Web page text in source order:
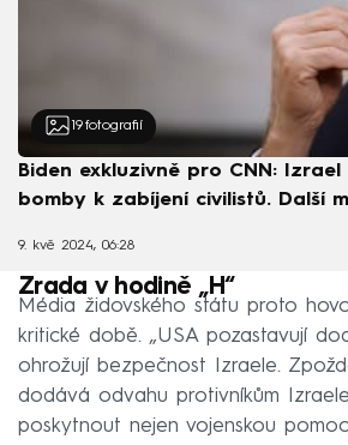
19 fotografií
Biden exkluzivně pro CNN:
bomby k zabíjení civilistů. Další
9. kvě 2024, 06:28
Zrada v hodině „H“
Média židovského státu proto
kritické době. „USA pozastavují
ohrožují bezpečnost Izraele.
dodává odvahu protivníkům
poskytnout nejen vojenskou